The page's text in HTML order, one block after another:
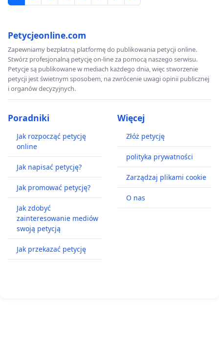
Petycjeonline.com
Zapewniamy bezpłatną platformę do publikowania petycji online.
Stwórz profesjonalną petycję on-line za pomocą naszego serwisu.
Petycje są publikowane w mediach każdego dnia, więc stworzenie
petycji jest świetnym sposobem, na zwrócenie uwagi opinii publicznej
i organów decyzyjnych.
Poradniki
Jak rozpocząć petycję
online
Jak napisać petycję?
Jak promować petycję?
Jak zdobyć
zainteresowanie mediów
swoją petycją
Jak przekazać petycję
Więcej
Złóż petycję
polityka prywatności
Zarządzaj plikami cookie
O nas